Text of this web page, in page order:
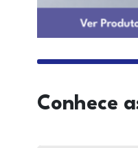
Conhece